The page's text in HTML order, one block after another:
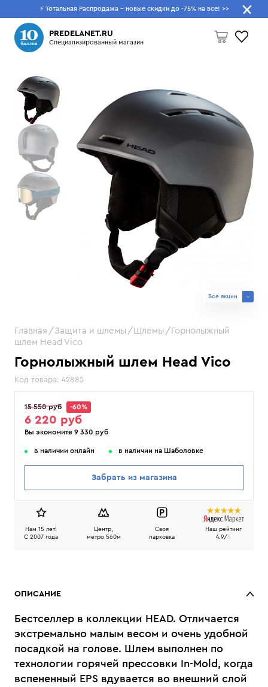
⚡ Тотальная Распродажа - новые скидки до -75% на все! >>
PREDELANET.RU
Специализированный магазин
Пусто
Что будем искать?
Горнолыжный шлем Head Vico
Код товара: 42885
Все акции
Главная Защита и шлемы Шлемы
Горнолыжный
шлем Head Vico
15 550 руб -60%
6 220 руб
Вы экономите 9 330 руб
в наличии онлайн в наличии на Шаболовке
Забрать из магазина
Нам 15 лет!
C 2007 года
Центр,
метро 560м
Своя
парковка
Наш рейтинг
4.9/5
ОПИСАНИЕ
Бестселлер в коллекции HEAD. Отличается
экстремально малым весом и очень удобной
посадкой на голове. Шлем выполнен по
технологии горячей прессовки In-Mold, когда
вспененный EPS вдувается во внешний слой